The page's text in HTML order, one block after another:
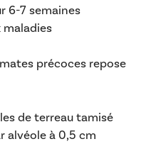
6-7 semaines
maladies
précoces repose
de terreau tamisé
alvéole à 0,5 cm